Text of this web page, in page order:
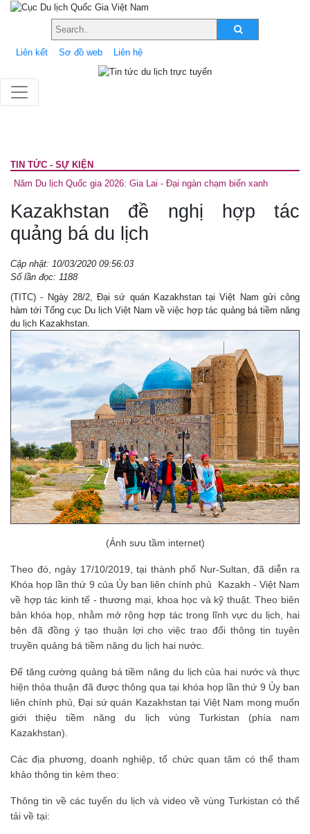
Liên kết Sơ đồ web Liên hệ
TIN TỨC - SỰ KIỆN
Năm Du lịch Quốc gia 2026: Gia Lai - Đại ngàn chạm biển xanh
Kazakhstan đề nghị hợp tác
quảng bá du lịch
Cập nhật: 10/03/2020 09:56:03
Số lần đọc: 1188
(TITC) - Ngày 28/2, Đại sứ quán Kazakhstan tại Việt Nam gửi công
hàm tới Tổng cục Du lịch Việt Nam về việc hợp tác quảng bá tiềm năng
du lịch Kazakhstan.
(Ảnh sưu tầm internet)
Theo đó, ngày 17/10/2019, tại thành phố Nur-Sultan, đã diễn ra
Khóa họp lần thứ 9 của Ủy ban liên chính phủ Kazakh - Việt Nam
về hợp tác kinh tế - thương mại, khoa học và kỹ thuật. Theo biên
bản khóa họp, nhằm mở rộng hợp tác trong lĩnh vực du lịch, hai
bên đã đồng ý tạo thuận lợi cho việc trao đổi thông tin tuyên
truyền quảng bá tiềm năng du lịch hai nước.
Để tăng cường quảng bá tiềm năng du lịch của hai nước và thực
hiện thỏa thuận đã được thông qua tại khóa họp lần thứ 9 Ủy ban
liên chính phủ, Đại sứ quán Kazakhstan tại Việt Nam mong muốn
giới thiệu tiềm năng du lịch vùng Turkistan (phía nam
Kazakhstan).
Các địa phương, doanh nghiệp, tổ chức quan tâm có thể tham
khảo thông tin kèm theo:
Thông tin về các tuyến du lịch và video về vùng Turkistan có thể
tải về tại: